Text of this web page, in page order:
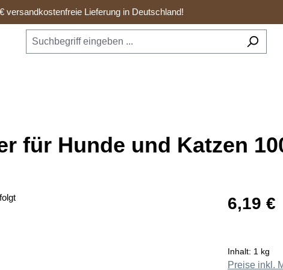
versandkostenfreie Lieferung in Deutschland!
für Hunde und Katzen
Regulärer
6,19 €
Inhalt: 1 kg
Preise inkl.